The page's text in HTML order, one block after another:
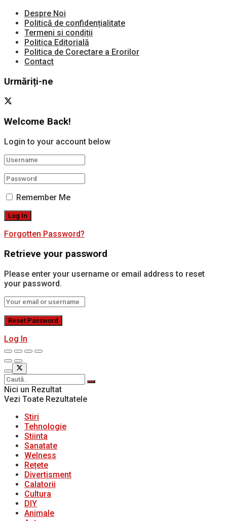
Despre Noi
Politică de confidențialitate
Termeni si condiții
Politica Editorială
Politica de Corectare a Erorilor
Contact
Urmăriți-ne
Welcome Back!
Login to your account below
Remember Me
Forgotten Password?
Retrieve your password
Please enter your username or email address to reset
your password.
Log In
Nici un Rezultat
Vezi Toate Rezultatele
Stiri
Tehnologie
Stiinta
Sanatate
Welness
Rețete
Divertisment
Calatorii
Cultura
DIY
Animale